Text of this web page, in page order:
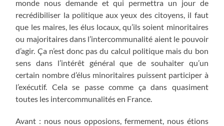
monde nous demande et qui permettra un jour de
recrédibiliser la politique aux yeux des citoyens, il faut
que les maires, les élus locaux, qu’ils soient minoritaires
ou majoritaires dans l’intercommunalité aient le pouvoir
d’agir. Ça n’est donc pas du calcul politique mais du bon
sens dans l’intérêt général que de souhaiter qu’un
certain nombre d’élus minoritaires puissent participer à
l’exécutif. Cela se passe comme ça dans quasiment
toutes les intercommunalités en France.
Avant : nous nous opposions, fermement, nous étions